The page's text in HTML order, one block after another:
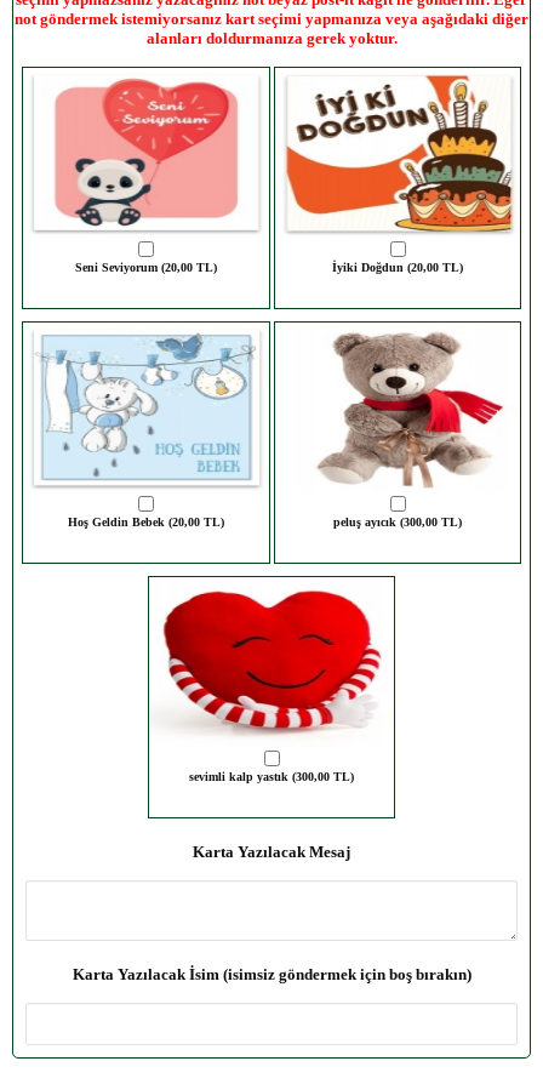
not göndermek istemiyorsanız kart seçimi yapmanıza veya aşağıdaki diğer
alanları doldurmanıza gerek yoktur.
Seni Seviyorum (20,00 TL) İyiki Doğdun (20,00 TL)
Hoş Geldin Bebek (20,00 TL) peluş ayıcık (300,00 TL)
sevimli kalp yastık (300,00 TL)
Karta Yazılacak Mesaj
Karta Yazılacak İsim (isimsiz göndermek için boş bırakın)